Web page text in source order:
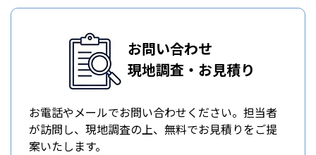
お問い合わせ
現地調査・お見積り
お電話やメールでお問い合わせください。担当者
が訪問し、現地調査の上、無料でお見積りをご提
案いたします。